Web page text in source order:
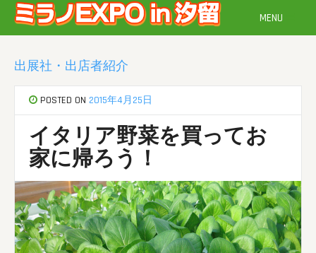
Skip
content
MENU
出展社・出店者紹介
POSTED ON 2015年4月25日
イタリア野菜を買ってお
家に帰ろう！